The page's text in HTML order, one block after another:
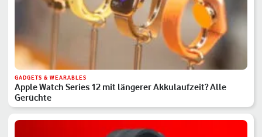
GADGETS & WEARABLES
Apple Watch Series 12 mit längerer Akkulaufzeit? Alle
Gerüchte